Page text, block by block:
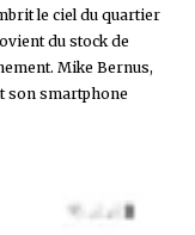
le ciel du quartier
du stock de
Mike Bernus,
son smartphone